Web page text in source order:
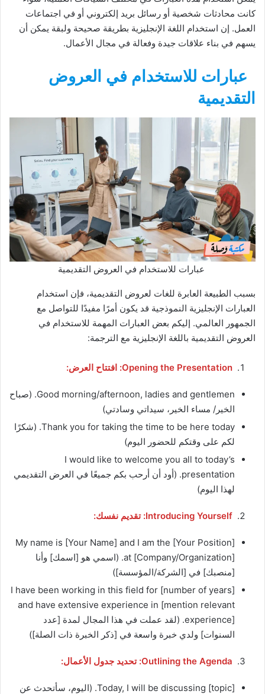
كانت محادثات شخصية أو رسائل بريد إلكتروني أو في اجتماعات
العمل. إن استخدام اللغة الإنجليزية بطريقة صحيحة ولبقة يمكن أن
يسهم في بناء علاقات جيدة وفعالة في مجال الأعمال.
عبارات للاستخدام في العروض
التقديمية
عبارات للاستخدام في العروض التقديمية
بسبب الطبيعة العابرة للغات لعروض التقديمية، فإن استخدام
العبارات الإنجليزية النموذجية قد يكون أمرًا مفيدًا للتواصل مع
الجمهور العالمي. إليكم بعض العبارات المهمة للاستخدام في
العروض التقديمية باللغة الإنجليزية مع الترجمة:
Opening the Presentation: افتتاح العرض:
Good morning/afternoon, ladies and gentlemen. (صباح
الخير/ مساء الخير، سيداتي وسادتي)
Thank you for taking the time to be here today. (شكرًا
لكم على وقتكم للحضور اليوم)
I would like to welcome you all to today’s
presentation. (أود أن أرحب بكم جميعًا في العرض التقديمي
لهذا اليوم)
Introducing Yourself: تقديم نفسك:
My name is [Your Name] and I am the [Your Position]
at [Company/Organization]. (اسمي هو [اسمك] وأنا
[منصبك] في [الشركة/المؤسسة])
I have been working in this field for [number of years]
and have extensive experience in [mention relevant
experience]. (لقد عملت في هذا المجال لمدة [عدد
السنوات] ولدي خبرة واسعة في [ذكر الخبرة ذات الصلة])
Outlining the Agenda: تحديد جدول الأعمال:
Today, I will be discussing [topic]. (اليوم، سأتحدث عن